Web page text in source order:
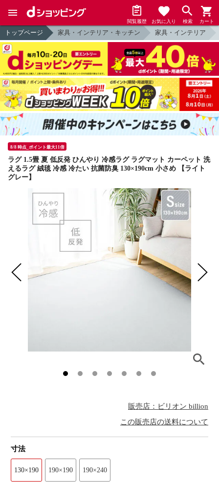
閲覧履歴 お気に入り 検索 カート
トップページ 家具・インテリア・キッチン 家具・インテリア
8/8 時点_ポイント最大11倍
ラグ 1.5畳 夏 低反発 ひんやり 冷感ラグ ラグマット カーペット 洗
えるラグ 絨毯 冷感 冷たい 抗菌防臭 130×190cm 小さめ 【ライト
グレー】
販売店：ビリオン billion
この販売店の送料について
寸法
130×190 190×190 190×240